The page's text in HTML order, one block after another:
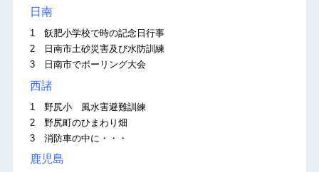
日南
1 飫肥小学校で時の記念日行事
2 日南市土砂災害及び水防訓練
3 日南市でボーリング大会
西諸
1 野尻小 風水害避難訓練
2 野尻町のひまわり畑
3 消防車の中に・・・
鹿児島